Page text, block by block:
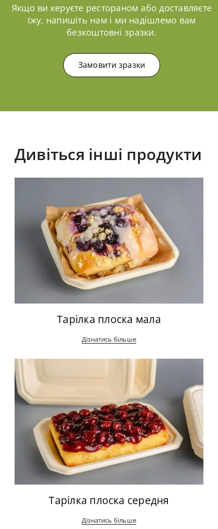
Якщо ви керуєте рестораном або доставляєте
їжу, напишіть нам і ми надішлемо вам
безкоштовні зразки.
Замовити зразки
Дивіться інші продукти
Тарілка плоска мала
Дізнатись більше
Тарілка плоска середня
Дізнатись більше